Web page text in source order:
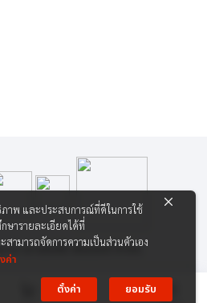
ม เคาเซิลลิ่ง เซ็นเตอร์ จำกัด
าพ และประสบการณ์ที่ดีในการใช้
ษารายละเอียดได้ที่
สามารถจัดการความเป็นส่วนตัวเอง
ค่า
ตั้งค่า
ยอมรับ